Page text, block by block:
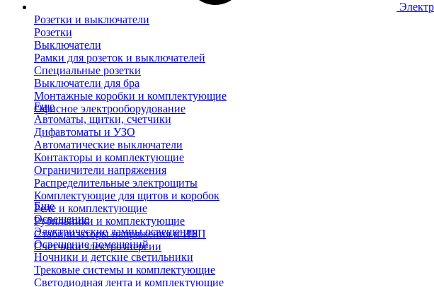
Розетки и выключатели
Розетки
Выключатели
Рамки для розеток и выключателей
Специальные розетки
Выключатели для бра
Монтажные коробки и комплектующие
Офисное электрооборудование
Еще
Автоматы, щитки, счетчики
Дифавтоматы и УЗО
Автоматические выключатели
Контакторы и комплектующие
Ограничители напряжения
Распределительные электрощиты
Комплектующие для щитов и коробок
Реле и комплектующие
Рубильники и комплектующие
Стабилизаторы напряжения и ИБП
Счетчики электроэнергии
Еще
Освещение
Электрические лампы освещения
Освещение помещений
Ночники и детские светильники
Трековые системы и комплектующие
Светодиодная лента и комплектующие